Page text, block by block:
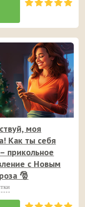
моя
Как ты себя
прикольное
с Новым
🎅